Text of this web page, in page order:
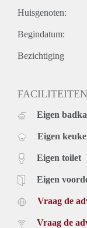
Huisgenoten:
Begindatum:
Bezichtiging
FACILITEITEN
Eigen
Eigen
Eigen toilet
Eigen
Vraag de
Vraag de